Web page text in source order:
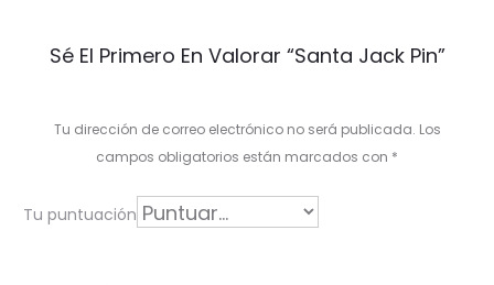
r
Sé El Primero En Valorar “Santa Jack Pin”
Tu dirección de correo electrónico no será publicada. Los
campos obligatorios están marcados con *
Tu puntuación